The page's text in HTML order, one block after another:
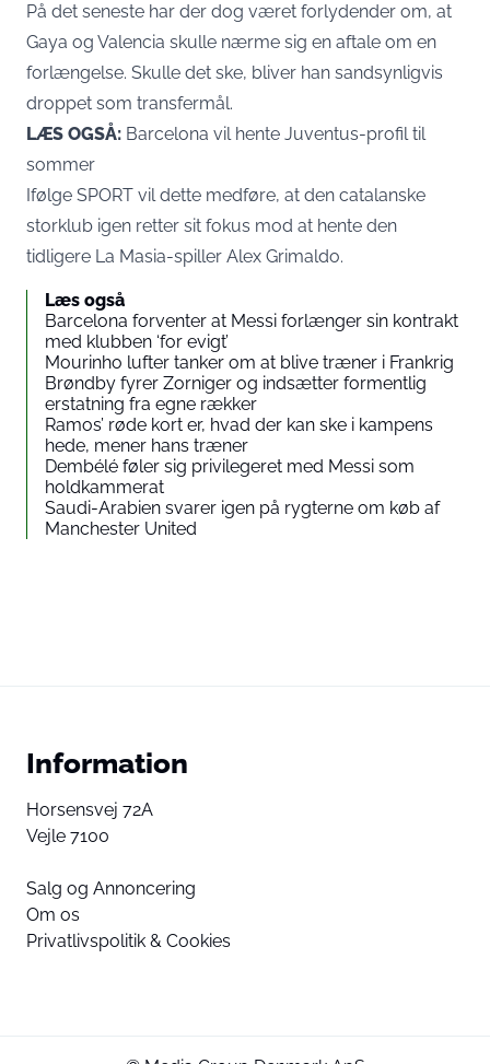
På det seneste har der dog været forlydender om, at
Gaya og Valencia skulle nærme sig en aftale om en
forlængelse. Skulle det ske, bliver han sandsynligvis
droppet som transfermål.
LÆS OGSÅ: Barcelona vil hente Juventus-profil til
sommer
Ifølge SPORT vil dette medføre, at den catalanske
storklub igen retter sit fokus mod at hente den
tidligere La Masia-spiller Alex Grimaldo.
Læs også
Barcelona forventer at Messi forlænger sin kontrakt
med klubben ‘for evigt’
Mourinho lufter tanker om at blive træner i Frankrig
Brøndby fyrer Zorniger og indsætter formentlig
erstatning fra egne rækker
Ramos’ røde kort er, hvad der kan ske i kampens
hede, mener hans træner
Dembélé føler sig privilegeret med Messi som
holdkammerat
Saudi-Arabien svarer igen på rygterne om køb af
Manchester United
Information
Horsensvej 72A
Vejle 7100
Salg og Annoncering
Om os
Privatlivspolitik & Cookies